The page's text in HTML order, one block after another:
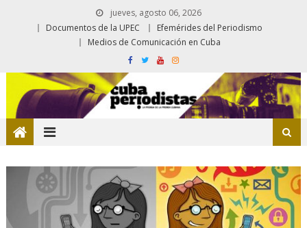
jueves, agosto 06, 2026
Documentos de la UPEC
Efemérides del Periodismo
Medios de Comunicación en Cuba